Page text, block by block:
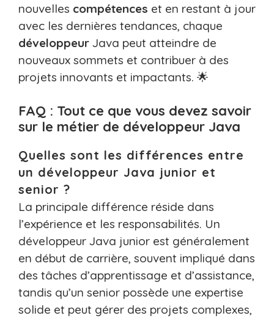
nouvelles compétences et en restant à jour
avec les dernières tendances, chaque
développeur Java peut atteindre de
nouveaux sommets et contribuer à des
projets innovants et impactants. 🌟
FAQ : Tout ce que vous devez savoir
sur le métier de développeur Java
Quelles sont les différences entre
un développeur Java junior et
senior ?
La principale différence réside dans
l’expérience et les responsabilités. Un
développeur Java junior est généralement
en début de carrière, souvent impliqué dans
des tâches d’apprentissage et d’assistance,
tandis qu’un senior possède une expertise
solide et peut gérer des projets complexes,